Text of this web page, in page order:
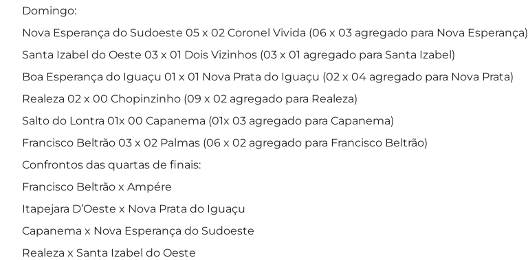
Domingo:
Nova Esperança do Sudoeste 05 x 02 Coronel Vivida (06 x 03 agregado para Nova Esperança)
Santa Izabel do Oeste 03 x 01 Dois Vizinhos (03 x 01 agregado para Santa Izabel)
Boa Esperança do Iguaçu 01 x 01 Nova Prata do Iguaçu (02 x 04 agregado para Nova Prata)
Realeza 02 x 00 Chopinzinho (09 x 02 agregado para Realeza)
Salto do Lontra 01x 00 Capanema (01x 03 agregado para Capanema)
Francisco Beltrão 03 x 02 Palmas (06 x 02 agregado para Francisco Beltrão)
Confrontos das quartas de finais:
Francisco Beltrão x Ampére
Itapejara D’Oeste x Nova Prata do Iguaçu
Capanema x Nova Esperança do Sudoeste
Realeza x Santa Izabel do Oeste